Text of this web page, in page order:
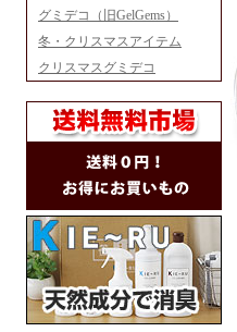
グミデコ（旧GelGems）
冬・クリスマスアイテム
クリスマスグミデコ